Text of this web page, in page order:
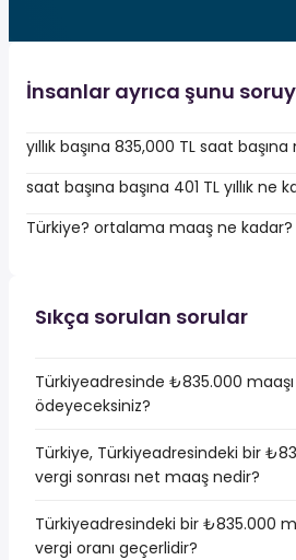
İnsanlar ayrıca şunu
yıllık başına 835,000 TL saat
saat başına başına 401 TL yıllık ne
Türkiye? ortalama maaş ne kadar?
Sıkça sorulan sorular
Türkiyeadresinde ₺835.000
ödeyeceksiniz?
Türkiye, Türkiyeadresindeki bir
vergi sonrası net maaş nedir?
Türkiyeadresindeki bir ₺835.000
vergi oranı geçerlidir?